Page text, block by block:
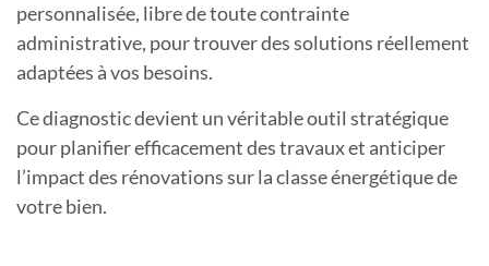
personnalisée, libre de toute contrainte
administrative, pour trouver des solutions réellement
adaptées à vos besoins.
Ce diagnostic devient un véritable outil stratégique
pour planifier efficacement des travaux et anticiper
l’impact des rénovations sur la classe énergétique de
votre bien.